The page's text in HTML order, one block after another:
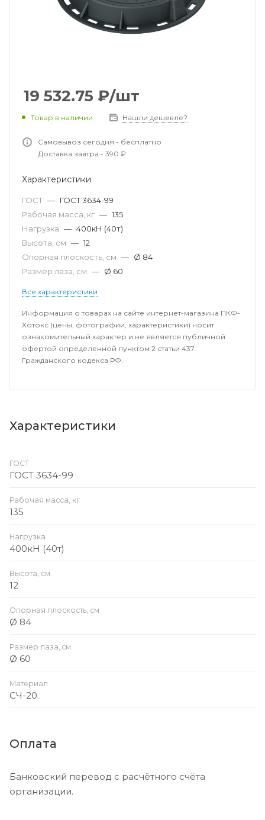
19 532.75 ₽/шт
Товар в наличии Нашли дешевле?
Самовывоз сегодня - бесплатно
Доставка завтра - 390 ₽
Характеристики
ГОСТ — ГОСТ 3634-99
Рабочая масса, кг — 135
Нагрузка — 400кН (40т)
Высота, см — 12
Опорная плоскость, см — Ø 84
Размер лаза, cм — Ø 60
Все характеристики
Информация о товарах на сайте интернет-магазина ПКФ-
Хотокс (цены, фотографии, характеристики) носит
ознакомительный характер и не является публичной
офертой определенной пунктом 2 статьи 437
Гражданского кодекса РФ.
Характеристики
ГОСТ
ГОСТ 3634-99
Рабочая масса, кг
135
Нагрузка
400кН (40т)
Высота, см
12
Опорная плоскость, см
Ø 84
Размер лаза, cм
Ø 60
Материал
СЧ-20
Оплата
Банковский перевод с расчётного счёта
организации.